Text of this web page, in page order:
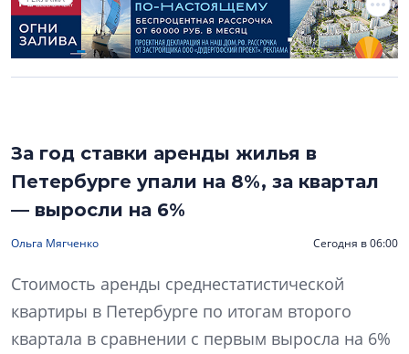
За год ставки аренды жилья в
Петербурге упали на 8%, за квартал
— выросли на 6%
Ольга Мягченко Сегодня в 06:00
Стоимость аренды среднестатистической
квартиры в Петербурге по итогам второго
квартала в сравнении с первым выросла на 6%